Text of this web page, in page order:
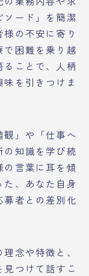
ソード」を簡潔
の不安に寄り
困難を乗り越
ることで、人柄
を引きつけま
」や「仕事へ
の知識を学び続
の言葉に耳を傾
た、あなた自身
募者との差別化
念や特徴と、
つけて話すこ